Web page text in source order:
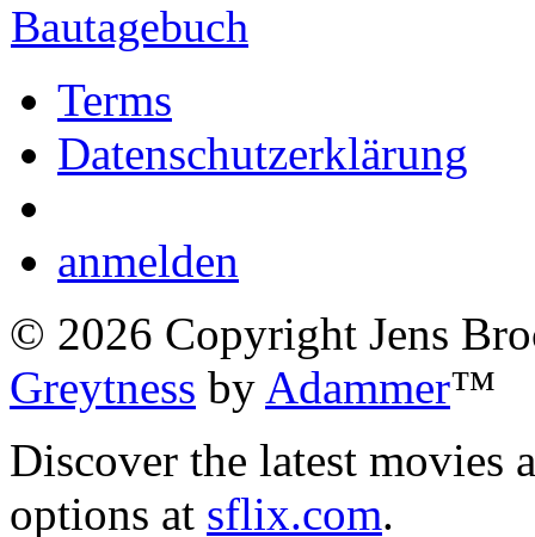
Bautagebuch
Terms
Datenschutzerklärung
anmelden
© 2026 Copyright Jens
Greytness by Adammer™
Discover the latest movies
options at sflix.com.